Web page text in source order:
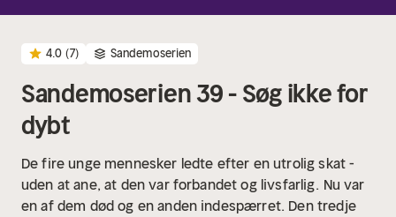
4.0 (7) Sandemoserien
Sandemoserien 39 - Søg ikke for
dybt
De fire unge mennesker ledte efter en utrolig skat -
uden at ane, at den var forbandet og livsfarlig. Nu var
en af dem død og en anden indespærret. Den tredje